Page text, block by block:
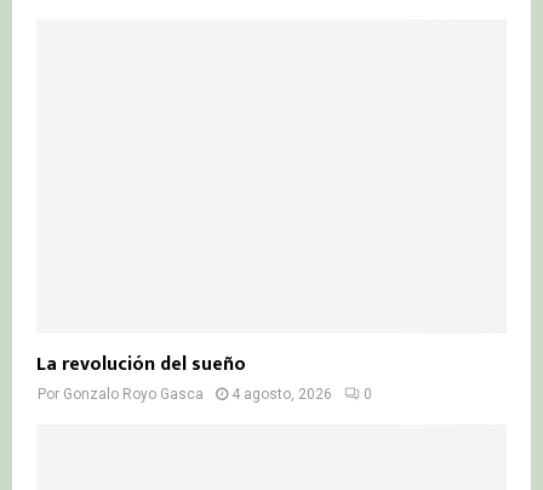
La revolución del sueño
Por Gonzalo Royo Gasca 4 agosto, 2026 0